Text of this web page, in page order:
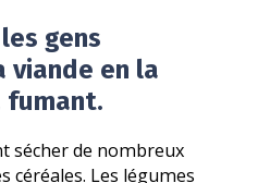
gens
viande en la
fumant.
sécher de nombreux
céréales. Les légumes